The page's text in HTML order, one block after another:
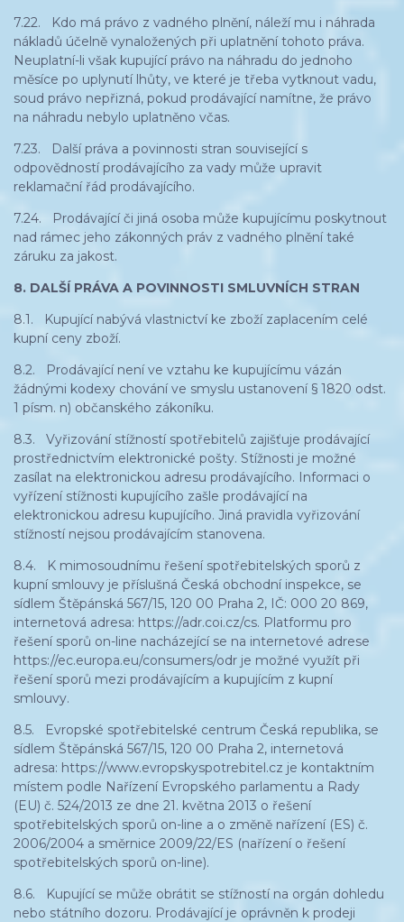
7.22. Kdo má právo z vadného plnění, náleží mu i náhrada
nákladů účelně vynaložených při uplatnění tohoto práva.
Neuplatní-li však kupující právo na náhradu do jednoho
měsíce po uplynutí lhůty, ve které je třeba vytknout vadu,
soud právo nepřizná, pokud prodávající namítne, že právo
na náhradu nebylo uplatněno včas.
7.23. Další práva a povinnosti stran související s
odpovědností prodávajícího za vady může upravit
reklamační řád prodávajícího.
7.24. Prodávající či jiná osoba může kupujícímu poskytnout
nad rámec jeho zákonných práv z vadného plnění také
záruku za jakost.
8. DALŠÍ PRÁVA A POVINNOSTI SMLUVNÍCH STRAN
8.1. Kupující nabývá vlastnictví ke zboží zaplacením celé
kupní ceny zboží.
8.2. Prodávající není ve vztahu ke kupujícímu vázán
žádnými kodexy chování ve smyslu ustanovení § 1820 odst.
1 písm. n) občanského zákoníku.
8.3. Vyřizování stížností spotřebitelů zajišťuje prodávající
prostřednictvím elektronické pošty. Stížnosti je možné
zasílat na elektronickou adresu prodávajícího. Informaci o
vyřízení stížnosti kupujícího zašle prodávající na
elektronickou adresu kupujícího. Jiná pravidla vyřizování
stížností nejsou prodávajícím stanovena.
8.4. K mimosoudnímu řešení spotřebitelských sporů z
kupní smlouvy je příslušná Česká obchodní inspekce, se
sídlem Štěpánská 567/15, 120 00 Praha 2, IČ: 000 20 869,
internetová adresa: https://adr.coi.cz/cs. Platformu pro
řešení sporů on-line nacházející se na internetové adrese
https://ec.europa.eu/consumers/odr je možné využít při
řešení sporů mezi prodávajícím a kupujícím z kupní
smlouvy.
8.5. Evropské spotřebitelské centrum Česká republika, se
sídlem Štěpánská 567/15, 120 00 Praha 2, internetová
adresa: https://www.evropskyspotrebitel.cz je kontaktním
místem podle Nařízení Evropského parlamentu a Rady
(EU) č. 524/2013 ze dne 21. května 2013 o řešení
spotřebitelských sporů on-line a o změně nařízení (ES) č.
2006/2004 a směrnice 2009/22/ES (nařízení o řešení
spotřebitelských sporů on-line).
8.6. Kupující se může obrátit se stížností na orgán dohledu
nebo státního dozoru. Prodávající je oprávněn k prodeji